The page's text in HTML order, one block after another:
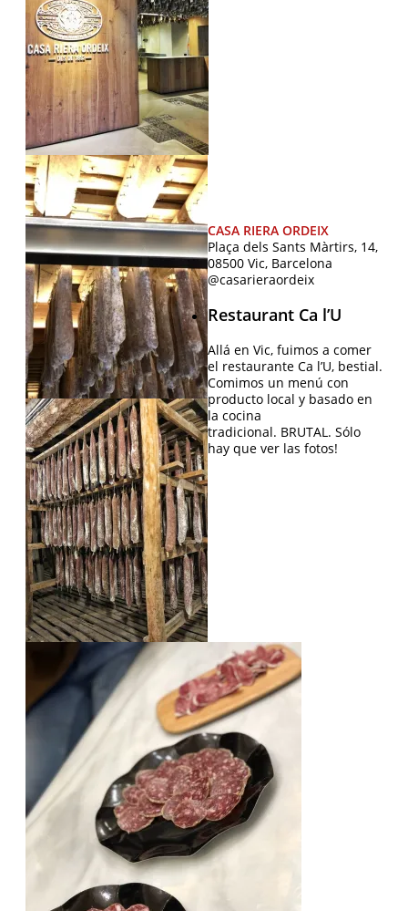
CASA RIERA ORDEIX
Plaça dels Sants Màrtirs, 14,
08500 Vic, Barcelona
@casarieraordeix
Restaurant Ca l’U
Allá en Vic, fuimos a comer
el restaurante Ca l’U, bestial.
Comimos un menú con
producto local y basado en
la cocina
tradicional. BRUTAL. Sólo
hay que ver las fotos!